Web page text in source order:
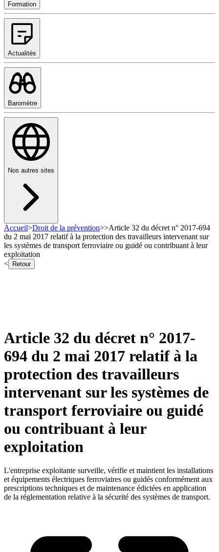
Formation
Actualités
Baromètre
Nos autres sites
Accueil>Droit de la prévention>>Article 32 du décret n° 2017-694
du 2 mai 2017 relatif à la protection des travailleurs intervenant sur
les systèmes de transport ferroviaire ou guidé ou contribuant à leur
exploitation
<
Retour
Article 32 du décret n° 2017-
694 du 2 mai 2017 relatif à la
protection des travailleurs
intervenant sur les systèmes de
transport ferroviaire ou guidé
ou contribuant à leur
exploitation
L'entreprise exploitante surveille, vérifie et maintient les installations
et équipements électriques ferroviaires ou guidés conformément aux
prescriptions techniques et de maintenance édictées en application
de la réglementation relative à la sécurité des systèmes de transport.